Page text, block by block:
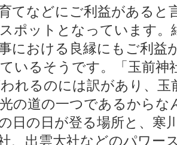
てなどにご利益があると
ポットとなっています
における良縁にもご利
いるそうです。「玉前神
れるのには訳があり、
の道の一つであるから
日の日が登る場所と、寒
、出雲大社などのパワー